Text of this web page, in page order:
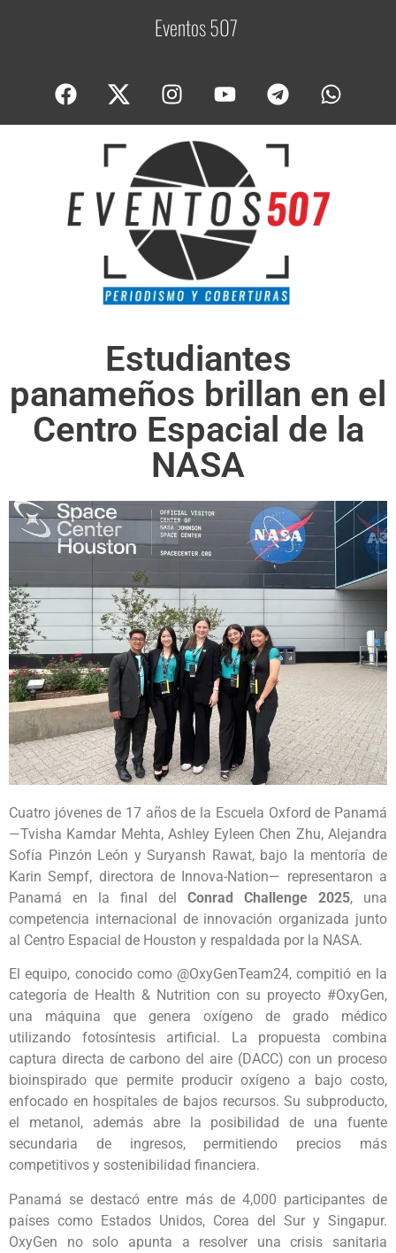
Eventos 507C
Estudiantes
panameños brillan en el
Centro Espacial de la
NASA
Cuatro jóvenes de 17 años de la Escuela Oxford de Panamá
—Tvisha Kamdar Mehta, Ashley Eyleen Chen Zhu, Alejandra
Sofía Pinzón León y Suryansh Rawat, bajo la mentoría de
Karin Sempf, directora de Innova-Nation— representaron a
Panamá en la final del Conrad Challenge 2025, una
competencia internacional de innovación organizada junto
al Centro Espacial de Houston y respaldada por la NASA.
El equipo, conocido como @OxyGenTeam24, compitió en la
categoría de Health & Nutrition con su proyecto #OxyGen,
una máquina que genera oxígeno de grado médico
utilizando fotosíntesis artificial. La propuesta combina
captura directa de carbono del aire (DACC) con un proceso
bioinspirado que permite producir oxígeno a bajo costo,
enfocado en hospitales de bajos recursos. Su subproducto,
el metanol, además abre la posibilidad de una fuente
secundaria de ingresos, permitiendo precios más
competitivos y sostenibilidad financiera.
Panamá se destacó entre más de 4,000 participantes de
países como Estados Unidos, Corea del Sur y Singapur.
OxyGen no solo apunta a resolver una crisis sanitaria